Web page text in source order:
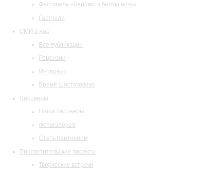
Фестиваль «Барокко в белую ночь»
Гастроли
СМИ о нас
Все публикации
Рецензии
Интервью
Время Шостаковича
Партнеры
Наши партнеры
Фотогалерея
Стать партнером
Просветительские проекты
Творческие встречи